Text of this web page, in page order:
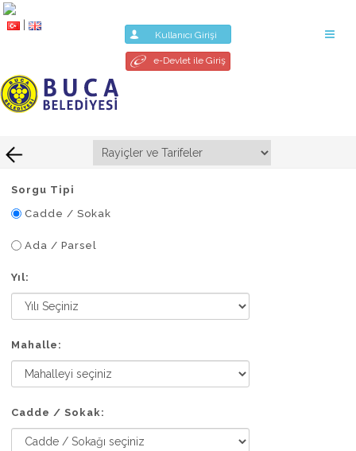
Kullanıcı Girişi
e-Devlet ile Giriş
Sorgu Tipi
Cadde / Sokak
Ada / Parsel
Yıl:
Mahalle:
Cadde / Sokak: